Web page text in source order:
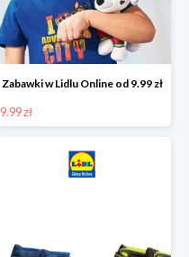
Zabawki w Lidlu Online od 9.99 zł
9.99 zł